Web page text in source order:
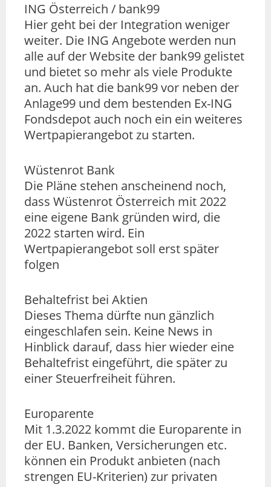
ING Österreich / bank99
Hier geht bei der Integration weniger
weiter. Die ING Angebote werden nun
alle auf der Website der bank99 gelistet
und bietet so mehr als viele Produkte
an. Auch hat die bank99 vor neben der
Anlage99 und dem bestenden Ex-ING
Fondsdepot auch noch ein ein weiteres
Wertpapierangebot zu starten.
Wüstenrot Bank
Die Pläne stehen anscheinend noch,
dass Wüstenrot Österreich mit 2022
eine eigene Bank gründen wird, die
2022 starten wird. Ein
Wertpapierangebot soll erst später
folgen
Behaltefrist bei Aktien
Dieses Thema dürfte nun gänzlich
eingeschlafen sein. Keine News in
Hinblick darauf, dass hier wieder eine
Behaltefrist eingeführt, die später zu
einer Steuerfreiheit führen.
Europarente
Mit 1.3.2022 kommt die Europarente in
der EU. Banken, Versicherungen etc.
können ein Produkt anbieten (nach
strengen EU-Kriterien) zur privaten